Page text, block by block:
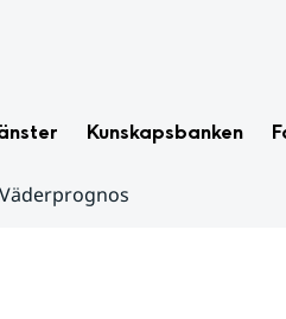
Kunskapsbanken
Väderprognos